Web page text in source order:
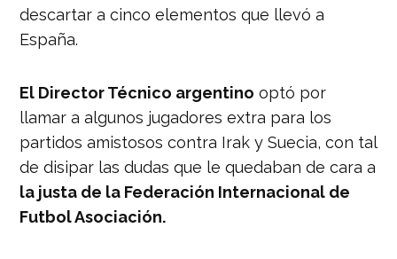
descartar a cinco elementos que llevó a
España.
El Director Técnico argentino optó por
llamar a algunos jugadores extra para los
partidos amistosos contra Irak y Suecia, con tal
de disipar las dudas que le quedaban de cara a
la justa de la Federación Internacional de
Futbol Asociación.